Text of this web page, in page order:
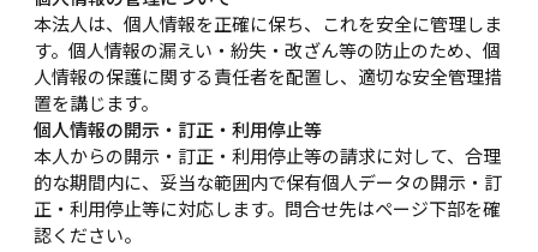
本法人は、個人情報を正確に保ち、これを安全に管理しま
す。個人情報の漏えい・紛失・改ざん等の防止のため、個
人情報の保護に関する責任者を配置し、適切な安全管理措
置を講じます。
個人情報の開示・訂正・利用停止等
本人からの開示・訂正・利用停止等の請求に対して、合理
的な期間内に、妥当な範囲内で保有個人データの開示・訂
正・利用停止等に対応します。問合せ先はページ下部を確
認ください。